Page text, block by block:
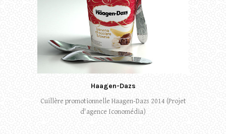
Haagen-Dazs
Cuillère promotionnelle Haagen-Dazs 2014 (Projet
d'agence Iconomédia)